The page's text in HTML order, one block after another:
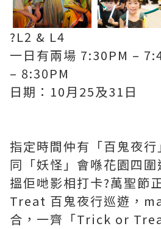
?L2 & L4
一日有兩場 7:30PM –
– 8:30PM
日期：10月25及31日
指定時間仲有「百鬼夜
同「妖怪」會喺花園四
搵佢哋影相打卡?萬聖節
Treat 百鬼夜行巡遊，
合，一齊「Trick or